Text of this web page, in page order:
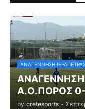
ΑΝΑΓΕΝΝΗΣΗ
ΑΝΑΓΕΝΝΗΣΗ
Α.Ο.ΠΟΡΟΣ 0-
by cretesports -